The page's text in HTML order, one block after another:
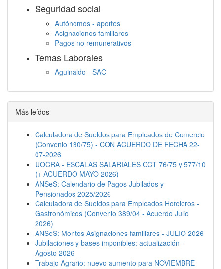
Seguridad social
Autónomos - aportes
Asignaciones familiares
Pagos no remunerativos
Temas Laborales
Aguinaldo - SAC
Descanso semanal
Embargos
Más leídos
Calculadora de Sueldos para Empleados de Comercio
(Convenio 130/75) - CON ACUERDO DE FECHA 22-
07-2026
UOCRA - ESCALAS SALARIALES CCT 76/75 y 577/10
(+ ACUERDO MAYO 2026)
ANSeS: Calendario de Pagos Jubilados y
Pensionados 2025/2026
Calculadora de Sueldos para Empleados Hoteleros -
Gastronómicos (Convenio 389/04 - Acuerdo Julio
2026)
ANSeS: Montos Asignaciones familiares - JULIO 2026
Jubilaciones y bases imponibles: actualización -
Agosto 2026
Trabajo Agrario: nuevo aumento para NOVIEMBRE